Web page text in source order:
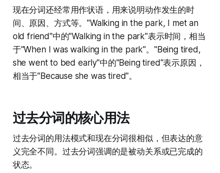
现在分词还经常用作状语，用来说明动作发生的时
间、原因、方式等。"Walking in the park, I met an
old friend"中的"Walking in the park"表示时间，相当
于"When I was walking in the park"。"Being tired,
she went to bed early"中的"Being tired"表示原因，
相当于"Because she was tired"。
过去分词的核心用法
过去分词的用法模式和现在分词很相似，但表达的意
义完全不同。过去分词强调的是被动关系或已完成的
状态。